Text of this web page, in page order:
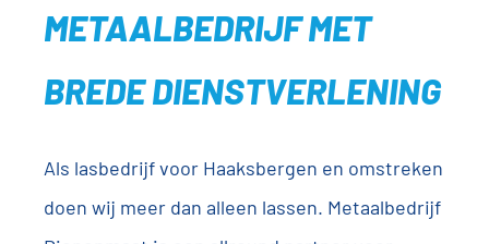
METAALBEDRIJF MET
BREDE DIENSTVERLENING
Als lasbedrijf voor Haaksbergen en omstreken
doen wij meer dan alleen lassen. Metaalbedrijf